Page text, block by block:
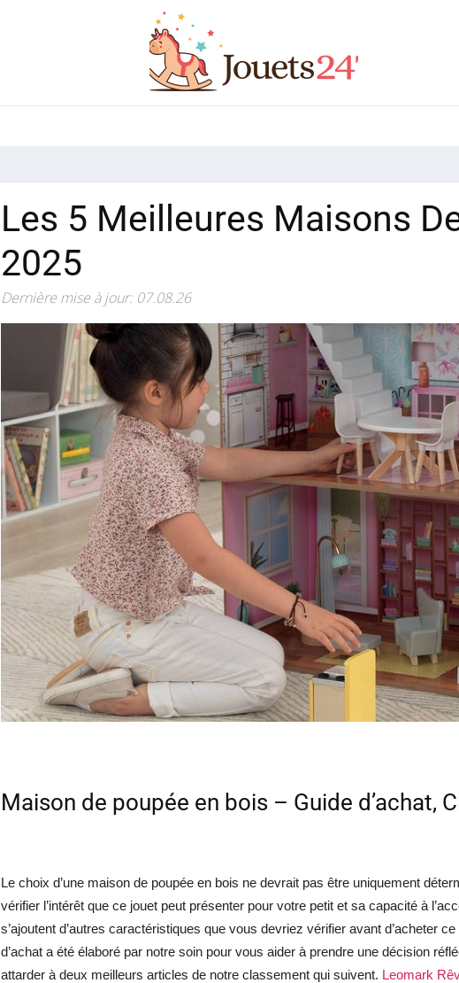
Les 5 Meilleures Maisons
2025
Dernière mise à jour: 07.08.26
Maison de poupée en bois – Guide d’achat,
Le choix d’une maison de poupée en bois ne devrait pas être uniquement
vérifier l’intérêt que ce jouet peut présenter pour votre petit et sa capacité à
s’ajoutent d’autres caractéristiques que vous devriez vérifier avant d’acheter
d’achat a été élaboré par notre soin pour vous aider à prendre une décision
attarder à deux meilleurs articles de notre classement qui suivent. Leomark